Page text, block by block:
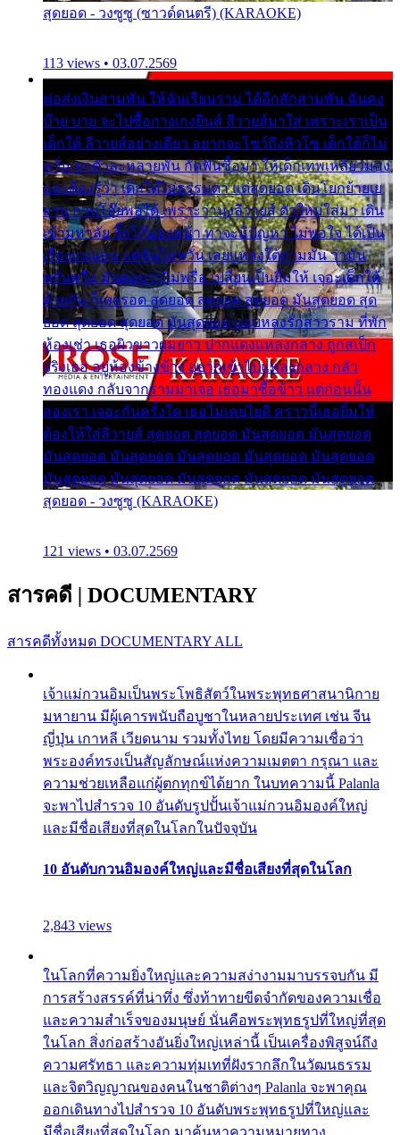
สุดยอด - วงซูซู (ซาวด์ดนตรี) (KARAOKE)
113 views • 03.07.2569
พ่อส่งเงินสามพัน ให้ฉันเรียนราม ได้อีกสักสามพัน ฉันคง
บ๊าย บาย จะไปซื้อกางเกงยีนส์ ลีวายส์มาใส่ เพราะเราเป็น
เด็กใต้ ลีวายส์อย่างเดียว อยากจะโชว์ถึงหิวโซ เด็กใต้ก็ไม่
หวั่น ตกตัวละหลายพัน กัดฟันซื้อมา ให้เด็กเทพเหลียวมอง
และต้องรู้ว่า เด็กใต้ไม่ธรรมดา แต่สุดยอด เดินโยกย้ายเย
ยวน กวนโอ๊ยพอได้ เพราะว่านุ่งลีวายส์ ตัวใหม่ใส่มา เดิน
เข้ามหาลัย จิ๊กโก๊มองหน้า ท่าจะมีปัญหา ไม่พอใจ ได้เป็น
เรื่องแน่นอน แต่ฉันไม่หวั่น เลยแหลงใต้ถามมัน ว่ามัน
พรั่นพรือ มันตอบว่าไม่พรื่อ เปลี่ยนเป็นยิ้มให้ เจอะเด็กใต้
ด้วยกัน ก็เลยรอด สุดยอด สุดยอด สุดยอด มันสุดยอด สุด
ยอด สุดยอด สุดยอด มันสุดยอด แอบหลงรักสาวราม ที่พัก
ห้องเช่า เธอผิวขาวผมยาว ปากแดงแหลงกลาง ถูกสเป็ก
จริงเธอ อยู่ห้องข้างข้าง อยากเข้าไปแหลงกลาง กลัว
ทองแดง กลับจากรามมาเจอ เธอมาซื้อข้าว แต่ก่อนนั้น
สองเรา เจอะกันครั้งใด เธอไม่เคยไยดี คราวนี้เธอยิ้มให้
ต้องให้ใส่ลีวายส์ สุดยอด สุดยอด มันสุดยอด มันสุดยอด
มันสุดยอด มันสุดยอด มันสุดยอด มันสุดยอด มันสุดยอด
มันสุดยอด มันสุดยอด มันสุดยอด มันสุดยอด มันสุดยอด
สุดยอด - วงซูซู (KARAOKE)
121 views • 03.07.2569
สารคดี | DOCUMENTARY
สารคดีทั้งหมด DOCUMENTARY ALL
เจ้าแม่กวนอิมเป็นพระโพธิสัตว์ในพระพุทธศาสนานิกาย
มหายาน มีผู้เคารพนับถือบูชาในหลายประเทศ เช่น จีน
ญี่ปุ่น เกาหลี เวียดนาม รวมทั้งไทย โดยมีความเชื่อว่า
พระองค์ทรงเป็นสัญลักษณ์แห่งความเมตตา กรุณา และ
ความช่วยเหลือแก่ผู้ตกทุกข์ได้ยาก ในบทความนี้ Palanla
จะพาไปสำรวจ 10 อันดับรูปปั้นเจ้าแม่กวนอิมองค์ใหญ่
และมีชื่อเสียงที่สุดในโลกในปัจจุบัน
10 อันดับกวนอิมองค์ใหญ่และมีชื่อเสียงที่สุดในโลก
2,843 views
ในโลกที่ความยิ่งใหญ่และความสง่างามมาบรรจบกัน มี
การสร้างสรรค์ที่น่าทึ่ง ซึ่งท้าทายขีดจำกัดของความเชื่อ
และความสำเร็จของมนุษย์ นั่นคือพระพุทธรูปที่ใหญ่ที่สุด
ในโลก สิ่งก่อสร้างอันยิ่งใหญ่เหล่านี้ เป็นเครื่องพิสูจน์ถึง
ความศรัทธา และความทุ่มเทที่ฝังรากลึกในวัฒนธรรม
และจิตวิญญาณของคนในชาติต่างๆ Palanla จะพาคุณ
ออกเดินทางไปสำรวจ 10 อันดับพระพุทธรูปที่ใหญ่และ